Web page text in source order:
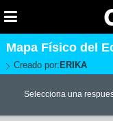
Mapa Físico del
Creado por: ERIKA
Selecciona una